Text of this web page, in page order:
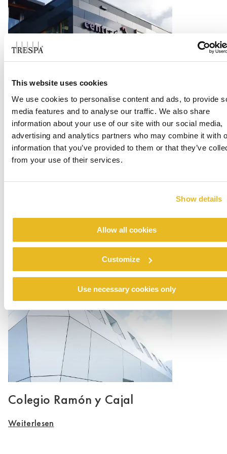
This website uses cookies
We use cookies to personalise content and ads, to provide
media features and to analyse our traffic. We also share
information about your use of our site with our social media,
advertising and analytics partners who may combine it with
information that you’ve provided to them or that they’ve
from your use of their services.
Show details
Allow all cookies
Customize
Use necessary cookies only
Office Centrada
Weiterlesen
Renovation emergency shelter Stein
Weiterlesen
Colegio Ramón y Cajal
Weiterlesen